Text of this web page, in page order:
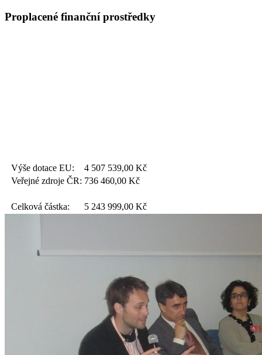
Proplacené finanční prostředky
Výše dotace EU: 4 507 539,00 Kč
Veřejné zdroje ČR: 736 460,00 Kč
Celková částka: 5 243 999,00 Kč